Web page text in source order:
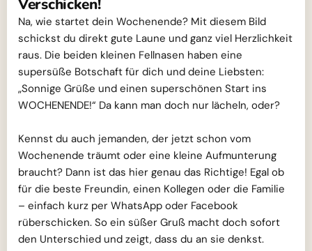
Verschicken!
Na, wie startet dein Wochenende? Mit diesem Bild
schickst du direkt gute Laune und ganz viel Herzlichkeit
raus. Die beiden kleinen Fellnasen haben eine
supersüße Botschaft für dich und deine Liebsten:
„Sonnige Grüße und einen superschönen Start ins
WOCHENENDE!“ Da kann man doch nur lächeln, oder?
Kennst du auch jemanden, der jetzt schon vom
Wochenende träumt oder eine kleine Aufmunterung
braucht? Dann ist das hier genau das Richtige! Egal ob
für die beste Freundin, einen Kollegen oder die Familie
– einfach kurz per WhatsApp oder Facebook
rüberschicken. So ein süßer Gruß macht doch sofort
den Unterschied und zeigt, dass du an sie denkst.